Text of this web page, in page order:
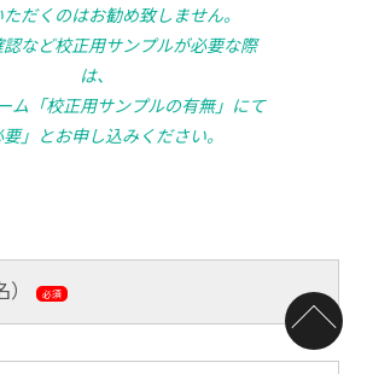
だくのはお勧め致しません。
など校正用サンプルが必要な際
は、
ム「校正用サンプルの有無」にて
要」とお申し込みください。
必須